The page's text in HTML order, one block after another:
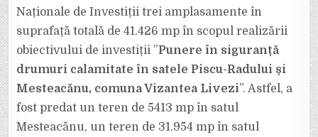
Naționale de Investiții trei amplasamente în
suprafață totală de 41.426 mp în scopul realizării
obiectivului de investiții ”Punere în siguranță
drumuri calamitate în satele Piscu-Radului și
Mesteacănu, comuna Vizantea Livezi”. Astfel, a
fost predat un teren de 5413 mp în satul
Mesteacănu, un teren de 31.954 mp în satul